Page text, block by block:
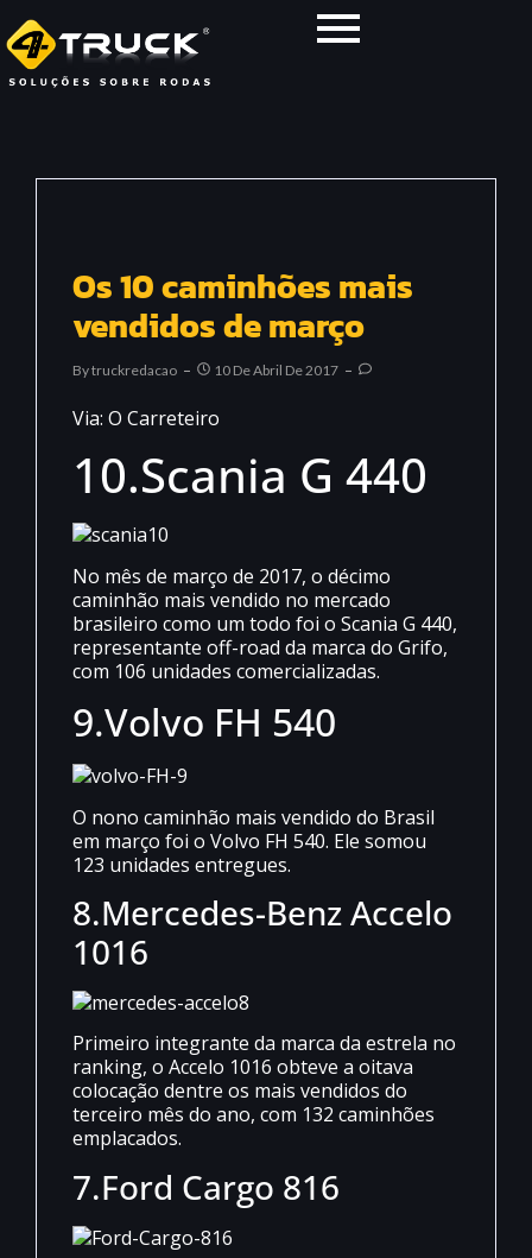
Os 10 caminhões mais
vendidos de março
ByTruckredacao 10 De Abril De 2017
Via: O Carreteiro
10.Scania G 440
No mês de março de 2017, o décimo
caminhão mais vendido no mercado
brasileiro como um todo foi o Scania G 440,
representante off-road da marca do Grifo,
com 106 unidades comercializadas.
9.Volvo FH 540
O nono caminhão mais vendido do Brasil
em março foi o Volvo FH 540. Ele somou
123 unidades entregues.
8.Mercedes-Benz Accelo
1016
Primeiro integrante da marca da estrela no
ranking, o Accelo 1016 obteve a oitava
colocação dentre os mais vendidos do
terceiro mês do ano, com 132 caminhões
emplacados.
7.Ford Cargo 816